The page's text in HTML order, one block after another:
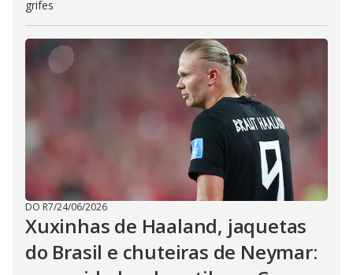
grifes
DO R7/24/06/2026
Xuxinhas de Haaland, jaquetas
do Brasil e chuteiras de Neymar: